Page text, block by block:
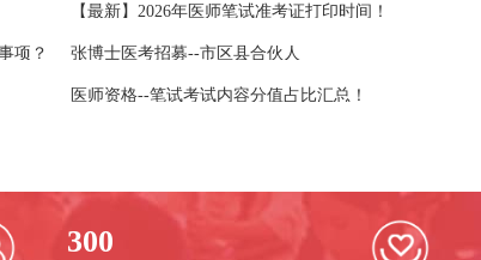
【最新】2026年医师笔试准考证打印时间！
项？ 张博士医考招募--市区县合伙人
医师资格--笔试考试内容分值占比汇总！
300